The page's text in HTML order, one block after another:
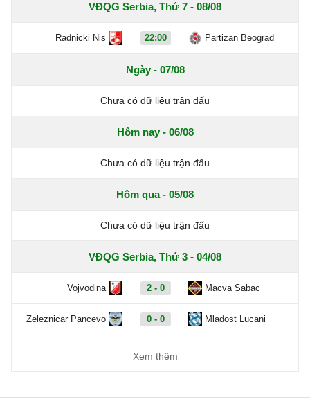
VĐQG Serbia, Thứ 7 - 08/08
Radnicki Nis 22:00 Partizan Beograd
Ngày - 07/08
Chưa có dữ liệu trận đấu
Hôm nay - 06/08
Chưa có dữ liệu trận đấu
Hôm qua - 05/08
Chưa có dữ liệu trận đấu
VĐQG Serbia, Thứ 3 - 04/08
Vojvodina 2 - 0 Macva Sabac
Zeleznicar Pancevo 0 - 0 Mladost Lucani
Xem thêm